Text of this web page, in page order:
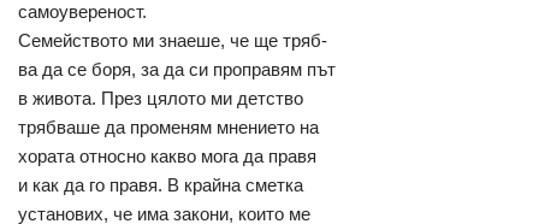
самоувереност.
Семейството ми знаеше, че ще тряб-
ва да се боря, за да си проправям път
в живота. През цялото ми детство
трябваше да променям мнението на
хората относно какво мога да правя
и как да го правя. В крайна сметка
установих, че има закони, които ме